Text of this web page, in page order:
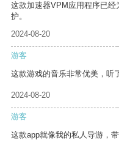
这款加速器VPM应用程序已
护。
2024-08-20
游客
这款游戏的音乐非常优美，听
2024-08-20
游客
这款app就像我的私人导游，